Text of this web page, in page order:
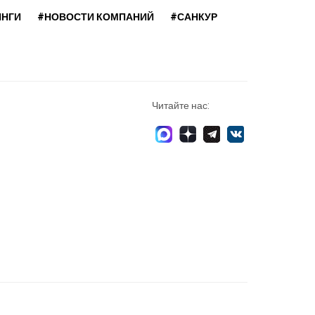
#НОВОСТИ КОМПАНИЙ #САНКУР
Читайте нас: